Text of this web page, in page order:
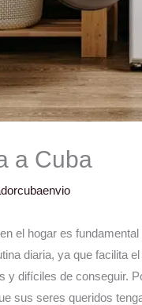
a Cuba
el hogar es
diaria, ya que facilita
y difíciles de conseguir.
sus seres queridos